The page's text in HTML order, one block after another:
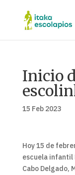
Inicio
15 Feb 2023
Hoy 15 de
escuela infantil
Cabo Delgado,